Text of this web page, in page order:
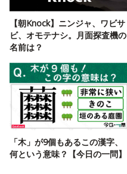
【朝Knock】ニンジャ、ワビサ
ビ、オモテナシ。月面探査機の
名前は？
「木」が9個もあるこの漢字、
何という意味？【今日の一問】